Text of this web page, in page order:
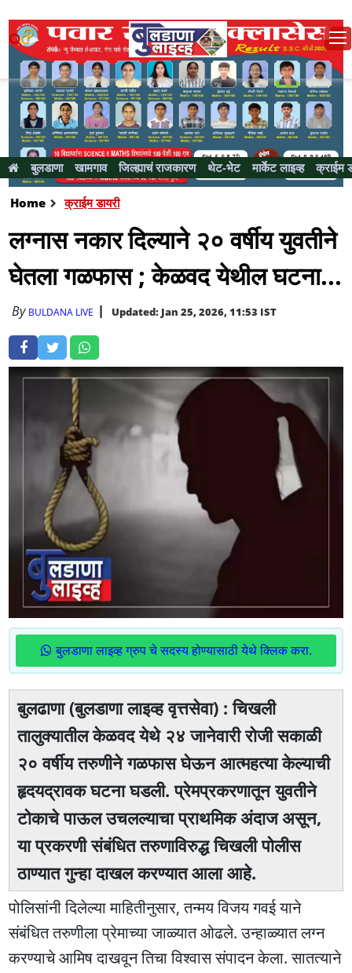
बुलडाणा खामगाव जिल्ह्याचं राजकारण थेट-भेट मार्केट लाइव्ह क्राईम
Home क्राईम डायरी
लग्नास नकार दिल्याने २० वर्षीय युवतीने
घेतला गळफास ; केळवद येथील घटना...
By BULDANA LIVE Updated: Jan 25, 2026, 11:53 IST
बुलडाणा लाइव्ह ग्रुप चे सदस्य होण्यासाठी येथे क्लिक करा.
बुलढाणा (बुलडाणा लाइव्ह वृत्तसेवा) : चिखली
तालुक्यातील केळवद येथे २४ जानेवारी रोजी सकाळी
२० वर्षीय तरुणीने गळफास घेऊन आत्महत्या केल्याची
हृदयद्रावक घटना घडली. प्रेमप्रकरणातून युवतीने
टोकाचे पाऊल उचलल्याचा प्राथमिक अंदाज असून,
या प्रकरणी संबंधित तरुणाविरुद्ध चिखली पोलीस
ठाण्यात गुन्हा दाखल करण्यात आला आहे.
पोलिसांनी दिलेल्या माहितीनुसार, तन्मय विजय गवई याने
संबंधित तरुणीला प्रेमाच्या जाळ्यात ओढले. उन्हाळ्यात लग्न
करण्याचे आमिष दाखवून तिचा विश्वास संपादन केला. सातत्याने